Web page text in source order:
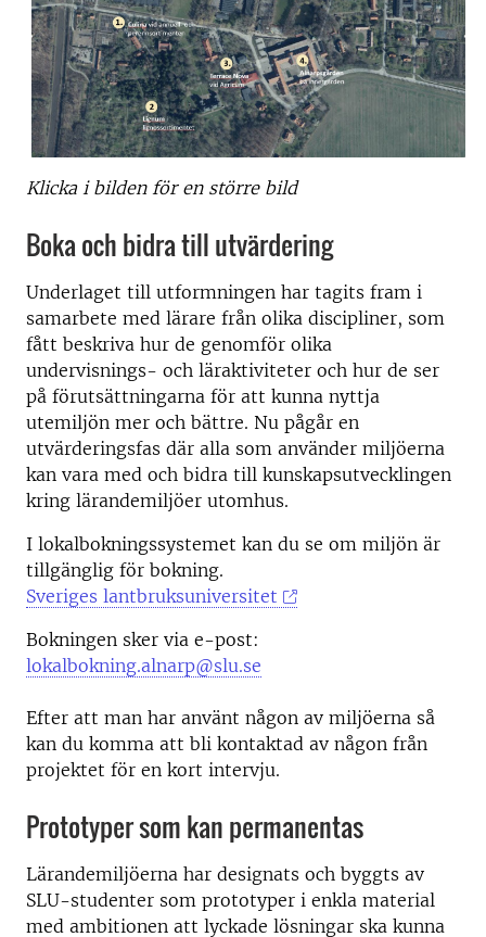
Klicka i bilden för en större bild
Boka och bidra till utvärdering
Underlaget till utformningen har tagits fram i
samarbete med lärare från olika discipliner, som
fått beskriva hur de genomför olika
undervisnings- och läraktiviteter och hur de ser
på förutsättningarna för att kunna nyttja
utemiljön mer och bättre. Nu pågår en
utvärderingsfas där alla som använder miljöerna
kan vara med och bidra till kunskapsutvecklingen
kring lärandemiljöer utomhus.
I lokalbokningssystemet kan du se om miljön är
tillgänglig för bokning.
Sveriges lantbruksuniversitet
Bokningen sker via e-post:
lokalbokning.alnarp@slu.se
Efter att man har använt någon av miljöerna så
kan du komma att bli kontaktad av någon från
projektet för en kort intervju.
Prototyper som kan permanentas
Lärandemiljöerna har designats och byggts av
SLU-studenter som prototyper i enkla material
med ambitionen att lyckade lösningar ska kunna